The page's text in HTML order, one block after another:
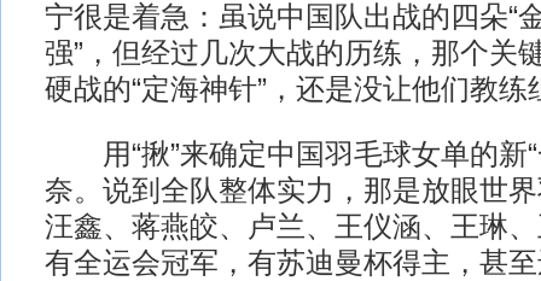
宁很是着急：虽说中国队出战的四朵“
强”，但经过几次大战的历练，那个关
硬战的“定海神针”，还是没让他们教练
用“揪”来确定中国羽毛球女单的新“
奈。说到全队整体实力，那是放眼世
汪鑫、蒋燕皎、卢兰、王仪涵、王琳
有全运会冠军，有苏迪曼杯得主，甚